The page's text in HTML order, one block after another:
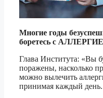
Многие годы
боретесь с
Глава Института: «Вы
поражены, насколько
можно вылечить
принимая каждый день.